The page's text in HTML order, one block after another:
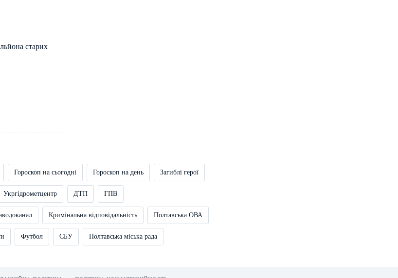
старих
Гороскоп на сьогодні Гороскоп на день Загиблі герої
Укргідрометцентр ДТП ГПВ
Кримінальна відповідальність Полтавська ОВА
Футбол СБУ Полтавська міська рада